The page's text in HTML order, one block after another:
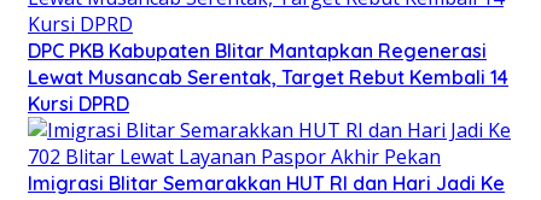
DPC PKB Kabupaten Blitar Mantapkan Regenerasi
Lewat Musancab Serentak, Target Rebut Kembali 14
Kursi DPRD
Imigrasi Blitar Semarakkan HUT RI dan Hari Jadi Ke